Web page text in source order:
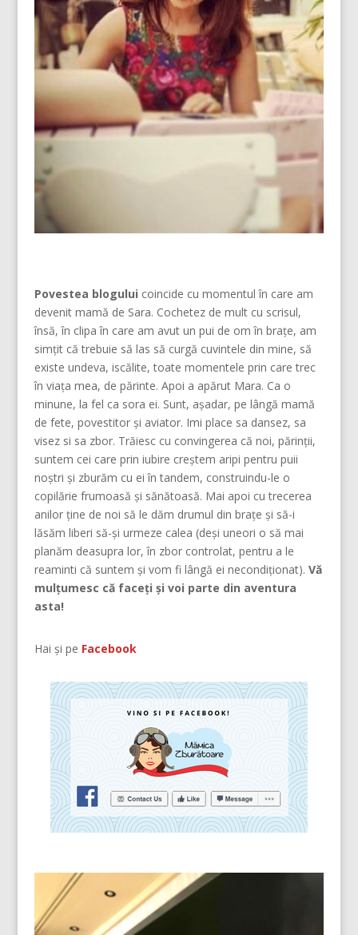
Povestea blogului coincide cu momentul în care am
devenit mamă de Sara. Cochetez de mult cu scrisul,
însă, în clipa în care am avut un pui de om în brațe, am
simțit că trebuie să las să curgă cuvintele din mine, să
existe undeva, iscălite, toate momentele prin care trec
în viața mea, de părinte. Apoi a apărut Mara. Ca o
minune, la fel ca sora ei. Sunt, așadar, pe lângă mamă
de fete, povestitor și aviator. Imi place sa dansez, sa
visez si sa zbor. Trăiesc cu convingerea că noi, părinţii,
suntem cei care prin iubire creştem aripi pentru puii
noştri şi zburăm cu ei în tandem, construindu-le o
copilărie frumoasă şi sănătoasă. Mai apoi cu trecerea
anilor ține de noi să le dăm drumul din braţe și să-i
lăsăm liberi să-și urmeze calea (deşi uneori o să mai
planăm deasupra lor, în zbor controlat, pentru a le
reaminti că suntem şi vom fi lângă ei necondiţionat). Vă
mulțumesc că faceți și voi parte din aventura
asta!
Hai și pe Facebook